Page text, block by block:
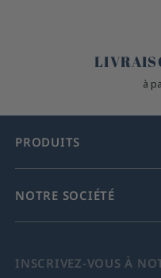
à
PRODUITS
NOTRE SOCIÉTÉ
INSCRIVEZ-VOUS À